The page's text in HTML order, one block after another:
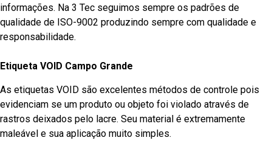
informações. Na 3 Tec seguimos sempre os padrões de
qualidade de ISO-9002 produzindo sempre com qualidade e
responsabilidade.
Etiqueta VOID Campo Grande
As etiquetas VOID são excelentes métodos de controle pois
evidenciam se um produto ou objeto foi violado através de
rastros deixados pelo lacre. Seu material é extremamente
maleável e sua aplicação muito simples.